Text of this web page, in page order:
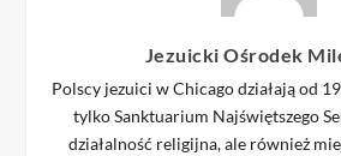
Jezuicki Ośrodek
Polscy jezuici w Chicago działają od
tylko Sanktuarium Najświętszego
działalność religijna, ale również